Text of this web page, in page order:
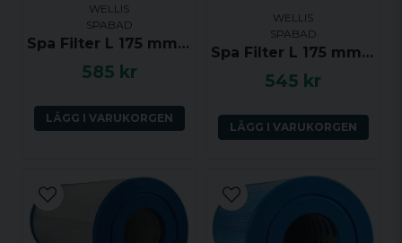
WELLIS
SPABAD
Spa Filter L 175 mm; YD 152 mm; Grov gänga YD 50 mm; Wellis Antibakteriell
585 kr
LÄGG I VARUKORGEN
WELLIS
SPABAD
Spa Filter L 175 mm; YD 152 mm; Grov gänga YD 50 mm; Wellis
545 kr
LÄGG I VARUKORGEN